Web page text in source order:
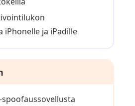
iPhonelle ja iPadille
spoofaus­sovellusta